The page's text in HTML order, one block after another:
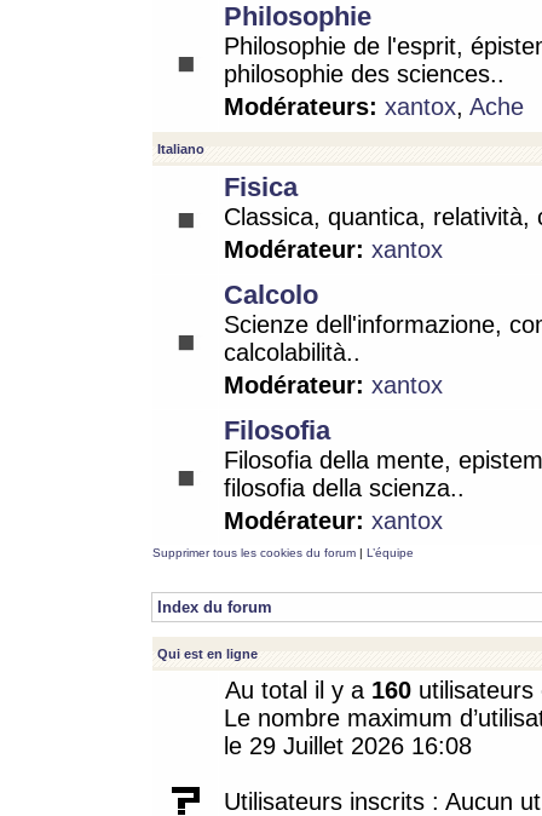
Philosophie
Philosophie de l'esprit,
philosophie des sciences..
Modérateurs: xantox, Ache
Italiano
Fisica
Classica, quantica, relatività,
Modérateur: xantox
Calcolo
Scienze dell'informazione,
calcolabilità..
Modérateur: xantox
Filosofia
Filosofia della mente,
filosofia della scienza..
Modérateur: xantox
Supprimer tous les cookies du forum | L’équipe
Index du forum
Qui est en ligne
Au total il y a 160
Le nombre maximum
le 29 Juillet 2026 16:08
Utilisateurs inscrits : Aucun